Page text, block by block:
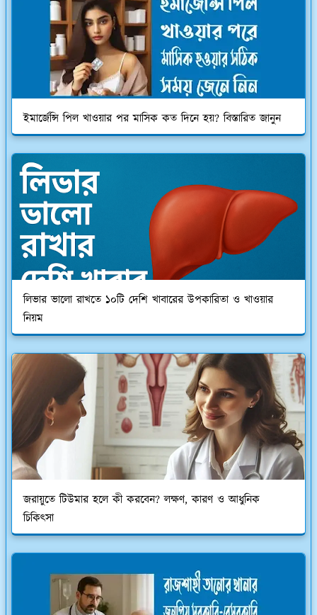
ইমার্জেন্সি পিল খাওয়ার পর মাসিক কত দিনে হয়? বিস্তারিত জানুন
লিভার ভালো রাখতে ১০টি দেশি খাবারের উপকারিতা ও খাওয়ার
নিয়ম
জরায়ুতে টিউমার হলে কী করবেন? লক্ষণ, কারণ ও আধুনিক
চিকিৎসা